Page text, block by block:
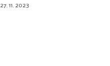
27. 11. 2023